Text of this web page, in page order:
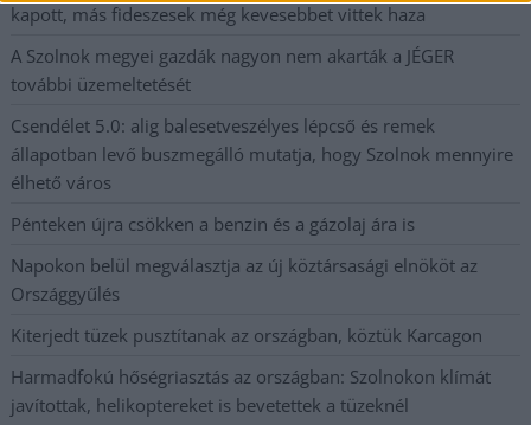
kapott, más fideszesek még kevesebbet vittek haza
A Szolnok megyei gazdák nagyon nem akarták a JÉGER
további üzemeltetését
Csendélet 5.0: alig balesetveszélyes lépcső és remek
állapotban levő buszmegálló mutatja, hogy Szolnok mennyire
élhető város
Pénteken újra csökken a benzin és a gázolaj ára is
Napokon belül megválasztja az új köztársasági elnököt az
Országgyűlés
Kiterjedt tüzek pusztítanak az országban, köztük Karcagon
Harmadfokú hőségriasztás az országban: Szolnokon klímát
javítottak, helikoptereket is bevetettek a tüzeknél